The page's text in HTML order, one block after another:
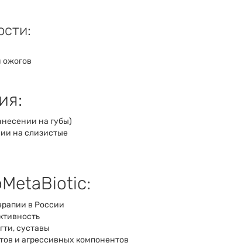
ожогов
на губы)
на слизистые
в России
суставы
и агрессивных компонентов